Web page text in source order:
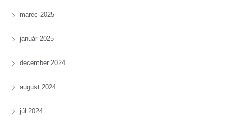
marec 2025
január 2025
december 2024
august 2024
júl 2024